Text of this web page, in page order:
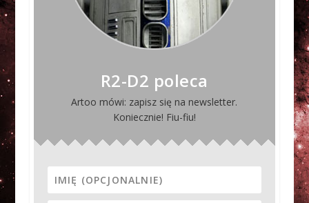
R2-D2 poleca
Artoo mówi: zapisz się na newsletter.
Koniecznie! Fiu-fiu!